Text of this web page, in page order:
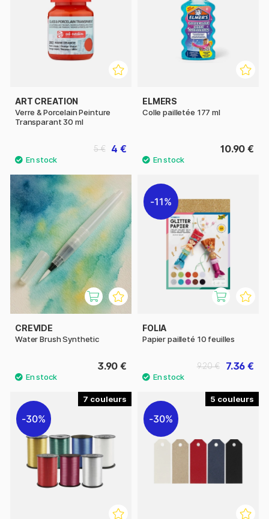
ART CREATION
Verre & Porcelain Peinture
Transparant 30 ml
4 €
5 €
ELMERS
Colle pailletée 177 ml
10.90 €
CREVIDE
Water Brush Synthetic
3.90 €
11%
FOLIA
Papier pailleté 10 feuilles
7.36 €
9.20 €
7
30%
5
30%